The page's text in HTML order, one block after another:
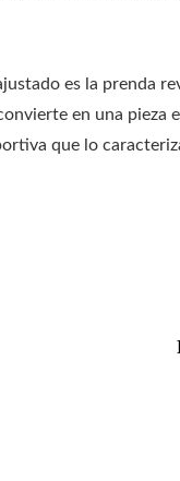
es la prenda
en una pieza
que lo